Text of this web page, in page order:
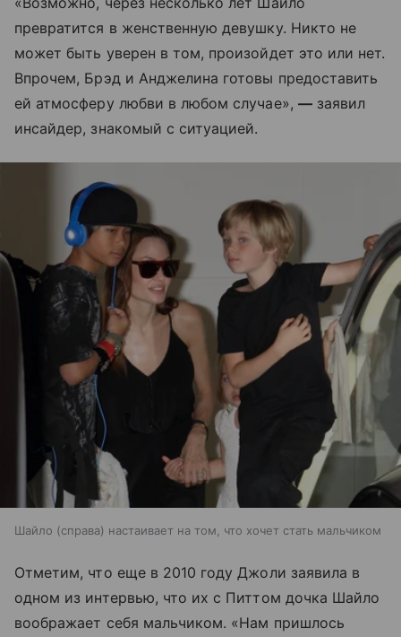
превратится в женственную девушку. Никто не
может быть уверен в том, произойдет это или нет.
Впрочем, Брэд и Анджелина готовы предоставить
ей атмосферу любви в любом случае», —заявил
инсайдер, знакомый с ситуацией.
Шайло (справа) настаивает на том, что хочет стать мальчиком
Отметим, что еще в 2010 году Джоли заявила в
одном из интервью, что их с Питтом дочка Шайло
воображает себя мальчиком. «Нам пришлось